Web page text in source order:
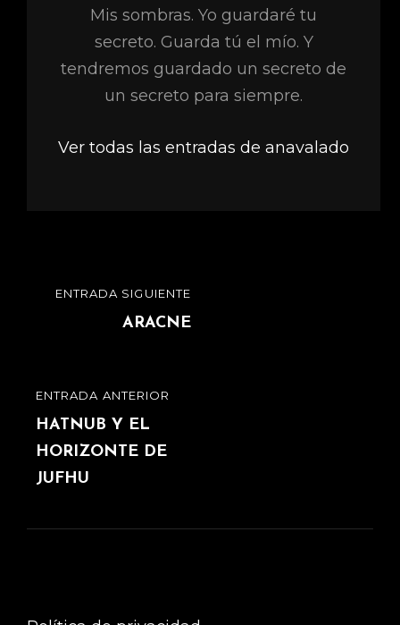
Mis sombras. Yo guardaré tu
secreto. Guarda tú el mío. Y
tendremos guardado un secreto de
un secreto para siempre.
Ver todas las entradas de anavalado
Navegación
ENTRADA
ANTERIOR
ENTRADA ANTERIOR
HATNUB Y EL
HORIZONTE DE
JUFHU
ENTRADA
SIGUIENTE
ENTRADA SIGUIENTE
ARACNE